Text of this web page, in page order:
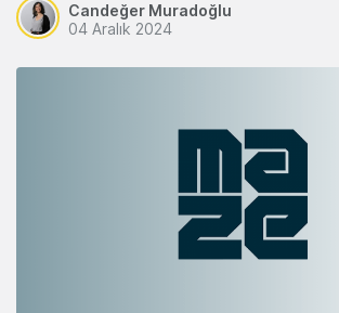
Candeğer Muradoğlu
04 Aralık 2024